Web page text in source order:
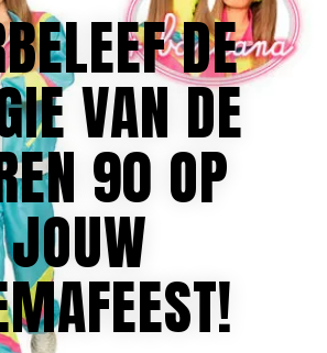
DE
VAN DE
90 OP
JOUW